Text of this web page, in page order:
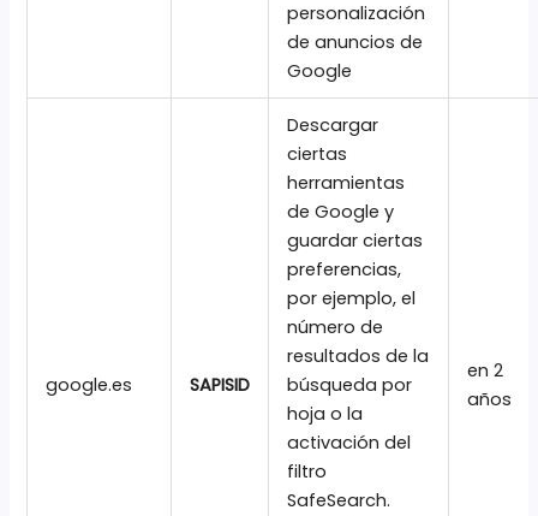
personalización
de anuncios de
Google
google.es SAPISID
Descargar
ciertas
herramientas
de Google y
guardar ciertas
preferencias,
por ejemplo, el
número de
resultados de la
búsqueda por
hoja o la
activación del
filtro
SafeSearch.
en 2
años